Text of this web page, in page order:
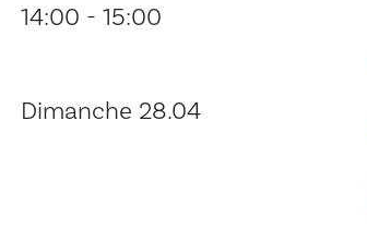
14:00 - 15:00
Dimanche 28.04